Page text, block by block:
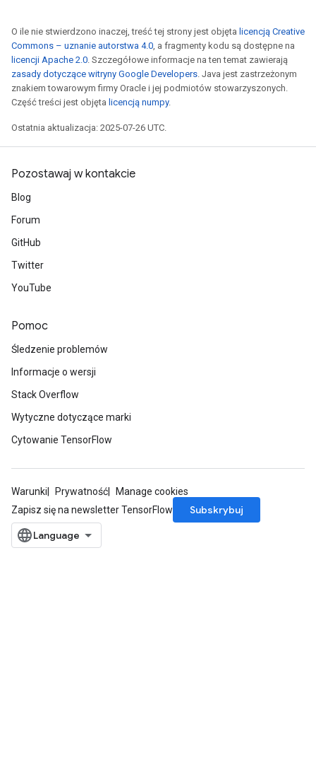
O ile nie stwierdzono inaczej, treść tej strony jest objęta licencją Creative
Commons – uznanie autorstwa 4.0, a fragmenty kodu są dostępne na
licencji Apache 2.0. Szczegółowe informacje na ten temat zawierają
zasady dotyczące witryny Google Developers. Java jest zastrzeżonym
znakiem towarowym firmy Oracle i jej podmiotów stowarzyszonych.
Część treści jest objęta licencją numpy.
Ostatnia aktualizacja: 2025-07-26 UTC.
Pozostawaj w kontakcie
Blog
Forum
GitHub
Twitter
YouTube
Pomoc
Śledzenie problemów
Informacje o wersji
Stack Overflow
Wytyczne dotyczące marki
Cytowanie TensorFlow
Warunki Prywatność
Manage cookies
Zapisz się na newsletter TensorFlow
Subskrybuj